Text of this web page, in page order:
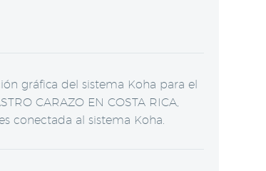
gráfica del sistema Koha para el
CARAZO EN COSTA RICA,
conectada al sistema Koha.